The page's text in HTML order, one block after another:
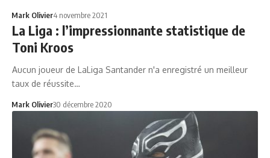
Mark Olivier4 novembre 2021
La Liga : l’impressionnante statistique de
Toni Kroos
Aucun joueur de LaLiga Santander n'a enregistré un meilleur
taux de réussite…
Mark Olivier30 décembre 2020